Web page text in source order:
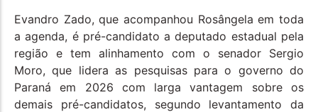
Evandro Zado, que acompanhou Rosângela em toda
a agenda, é pré-candidato a deputado estadual pela
região e tem alinhamento com o senador Sergio
Moro, que lidera as pesquisas para o governo do
Paraná em 2026 com larga vantagem sobre os
demais pré-candidatos, segundo levantamento da